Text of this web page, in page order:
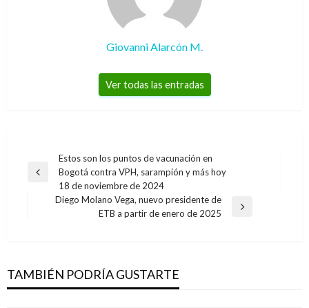
Giovanni Alarcón M.
Ver todas las entradas
Navegación
de
entradas
Entrada
Estos son los puntos de vacunación en
Bogotá contra VPH, sarampión y más hoy
18 de noviembre de 2024
Diego Molano Vega, nuevo presidente de
ETB a partir de enero de 2025
TAMBIÉN PODRÍA GUSTARTE
Nacional
Manuel Reyes Beltran sábado noviembre 5, 2016